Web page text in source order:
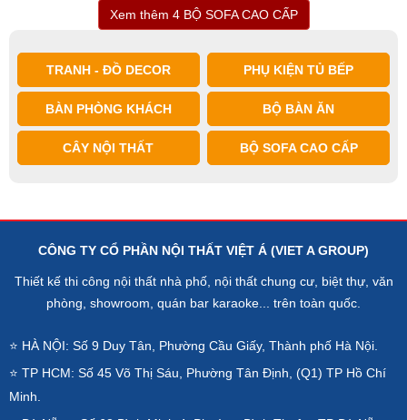
Xem thêm 4 BỘ SOFA CAO CẤP
TRANH - ĐỒ DECOR PHỤ KIỆN TỦ BẾP
BÀN PHÒNG KHÁCH BỘ BÀN ĂN
CÂY NỘI THẤT BỘ SOFA CAO CẤP
CÔNG TY CỔ PHẦN NỘI THẤT VIỆT Á (VIET A GROUP)
Thiết kế thi công nội thất nhà phố, nội thất chung cư, biệt thự, văn
phòng, showroom, quán bar karaoke... trên toàn quốc.
⭐ HÀ NỘI: Số 9 Duy Tân, Phường Cầu Giấy, Thành phố Hà Nội.
⭐ TP HCM: Số 45 Võ Thị Sáu, Phường Tân Định, (Q1) TP Hồ Chí
Minh.